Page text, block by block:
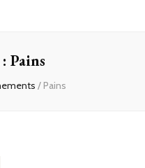
Pains
/ Pains